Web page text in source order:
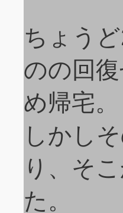
ちょう
のの回
め帰宅。
しかし
り、そ
た。